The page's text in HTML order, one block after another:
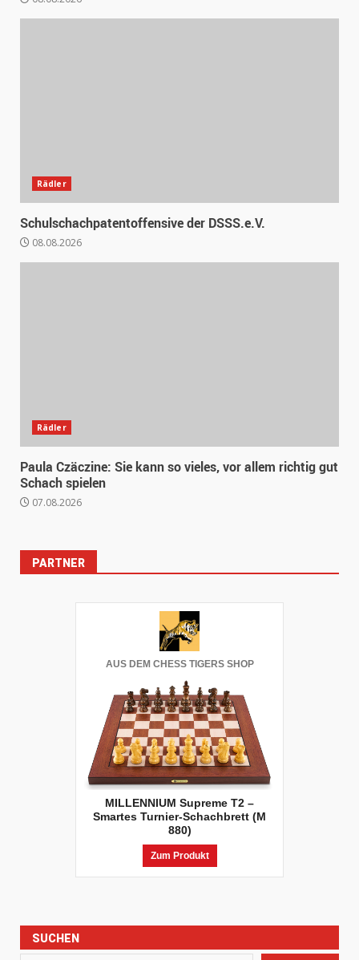
Rädler
Schulschachpatentoffensive der DSSS.e.V.
08.08.2026
Rädler
Paula Czäczine: Sie kann so vieles, vor allem richtig gut
Schach spielen
07.08.2026
PARTNER
AUS DEM CHESS TIGERS SHOP
MILLENNIUM Supreme T2 –
Smartes Turnier-Schachbrett (M
880)
Zum Produkt
SUCHEN